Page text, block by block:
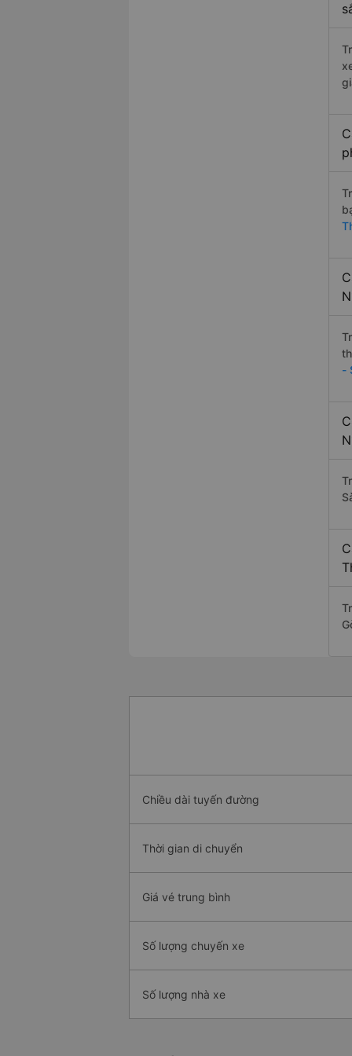
-
Chiều dài tuyến đường
Thời gian di chuyển
Giá vé trung bình
Số lượng chuyến xe
Số lượng nhà xe